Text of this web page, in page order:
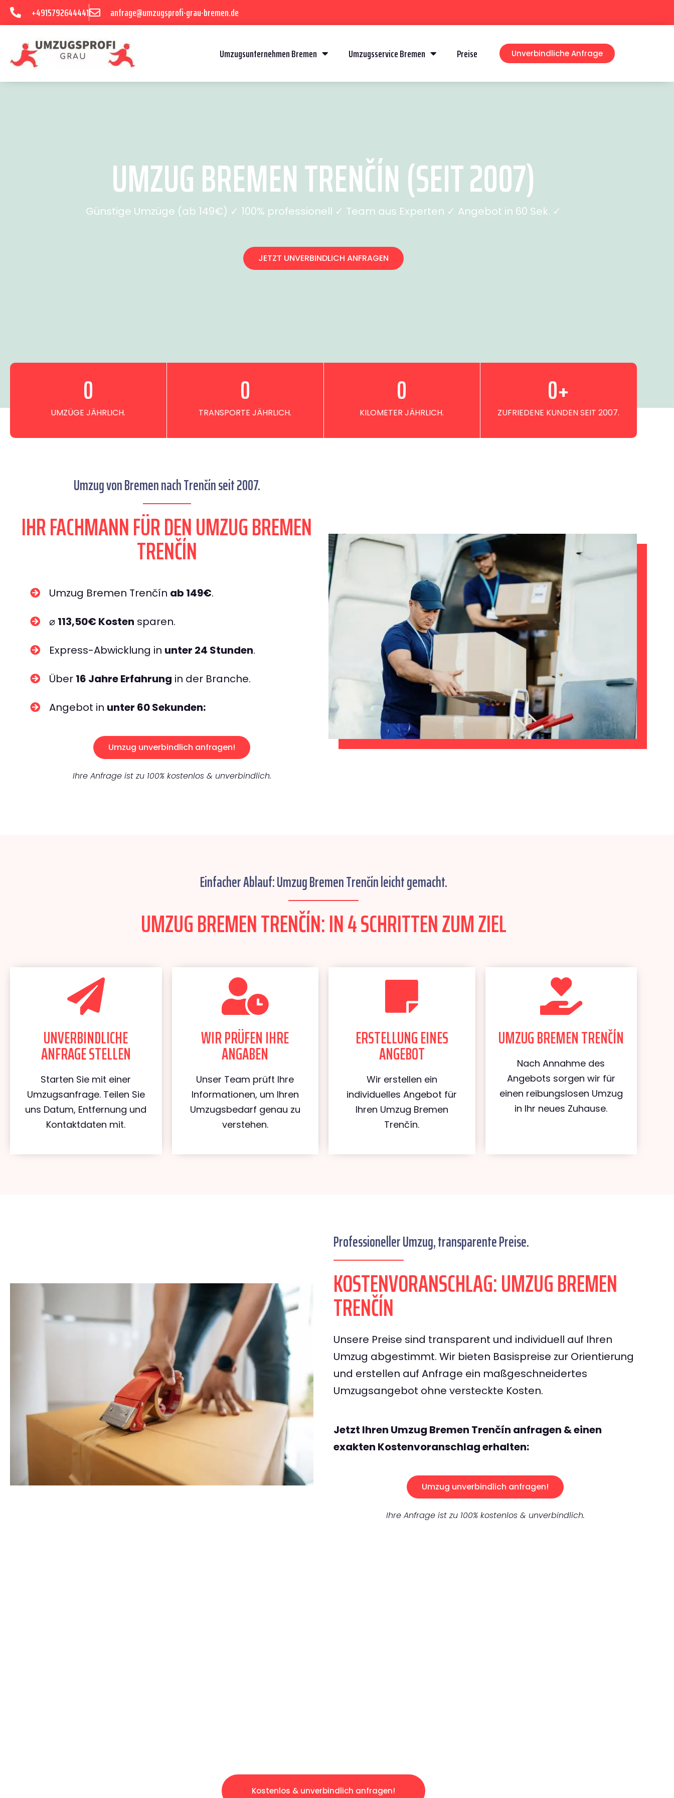
+4915792644441 anfrage@umzugsprofi-grau-bremen.de
Umzugsunternehmen Bremen Umzugsservice Bremen Preise Unverbindliche Anfrage
UMZUG BREMEN TRENČÍN (SEIT 2007)
Günstige Umzüge (ab 149€) ✓ 100% professionell ✓ Team aus Experten ✓ Angebot in 60 Sek. ✓
JETZT UNVERBINDLICH ANFRAGEN
UMZÜGE JÄHRLICH.
0
TRANSPORTE JÄHRLICH.
0
KILOMETER JÄHRLICH.
0
ZUFRIEDENE KUNDEN SEIT 2007.
0+
Umzug von Bremen nach Trenčín seit 2007.
IHR FACHMANN FÜR DEN UMZUG BREMEN
TRENČÍN
Umzug Bremen Trenčín ab 149€.
⌀ 113,50€ Kosten sparen.
Express-Abwicklung in unter 24 Stunden.
Über 16 Jahre Erfahrung in der Branche.
Angebot in unter 60 Sekunden:
Umzug unverbindlich anfragen!
Ihre Anfrage ist zu 100% kostenlos & unverbindlich.
Einfacher Ablauf: Umzug Bremen Trenčín leicht gemacht.
UMZUG BREMEN TRENČÍN: IN 4 SCHRITTEN ZUM ZIEL
UNVERBINDLICHE
ANFRAGE STELLEN
Starten Sie mit einer
Umzugsanfrage. Teilen Sie
uns Datum, Entfernung und
Kontaktdaten mit.
WIR PRÜFEN IHRE
ANGABEN
Unser Team prüft Ihre
Informationen, um Ihren
Umzugsbedarf genau zu
verstehen.
ERSTELLUNG EINES
ANGEBOT
Wir erstellen ein
individuelles Angebot für
Ihren Umzug Bremen
Trenčín.
UMZUG BREMEN TRENČÍN
Nach Annahme des
Angebots sorgen wir für
einen reibungslosen Umzug
in Ihr neues Zuhause.
Professioneller Umzug, transparente Preise.
KOSTENVORANSCHLAG: UMZUG BREMEN
TRENČÍN
Unsere Preise sind transparent und individuell auf Ihren
Umzug abgestimmt. Wir bieten Basispreise zur Orientierung
und erstellen auf Anfrage ein maßgeschneidertes
Umzugsangebot ohne versteckte Kosten.
Jetzt Ihren Umzug Bremen Trenčín anfragen & einen
exakten Kostenvoranschlag erhalten:
Umzug unverbindlich anfragen!
Ihre Anfrage ist zu 100% kostenlos & unverbindlich.
Kostenlos & unverbindlich anfragen!